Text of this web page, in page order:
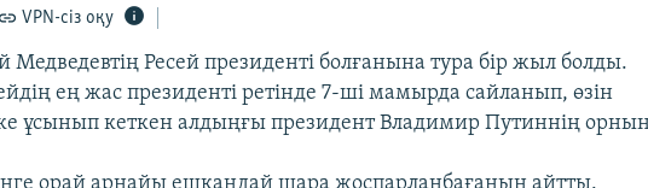
VPN-сіз оқу
Медведевтің Ресей президенті болғанына тура бір жыл болды.
ең жас президенті ретінде 7-ші мамырда сайланып, өзін
ұсынып кеткен алдыңғы президент Владимир Путиннің